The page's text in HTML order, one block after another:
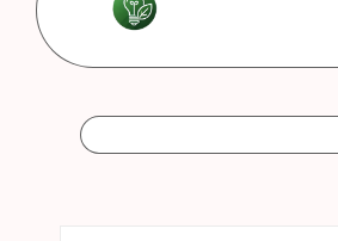
вмісту
L
e
s
astuces